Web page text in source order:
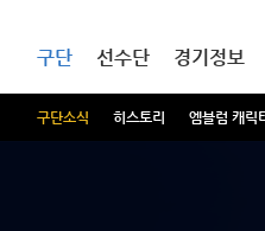
구단
구단소식 히스토리 엠블럼 캐릭
선수단 경기정보